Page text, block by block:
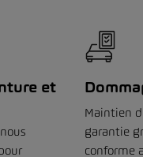
et
Maintien
garantie
conforme